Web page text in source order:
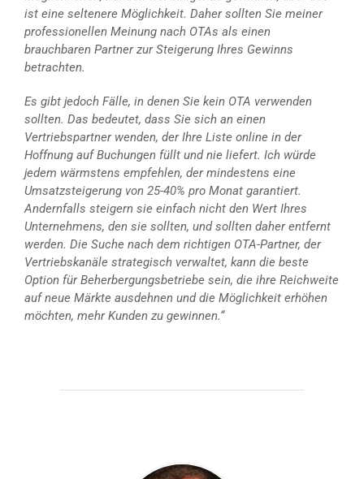
ist eine seltenere Möglichkeit. Daher sollten Sie meiner
professionellen Meinung nach OTAs als einen
brauchbaren Partner zur Steigerung Ihres Gewinns
betrachten.
Es gibt jedoch Fälle, in denen Sie kein OTA verwenden
sollten. Das bedeutet, dass Sie sich an einen
Vertriebspartner wenden, der Ihre Liste online in der
Hoffnung auf Buchungen füllt und nie liefert. Ich würde
jedem wärmstens empfehlen, der mindestens eine
Umsatzsteigerung von 25-40% pro Monat garantiert.
Andernfalls steigern sie einfach nicht den Wert Ihres
Unternehmens, den sie sollten, und sollten daher entfernt
werden. Die Suche nach dem richtigen OTA-Partner, der
Vertriebskanäle strategisch verwaltet, kann die beste
Option für Beherbergungsbetriebe sein, die ihre Reichweite
auf neue Märkte ausdehnen und die Möglichkeit erhöhen
möchten, mehr Kunden zu gewinnen.“